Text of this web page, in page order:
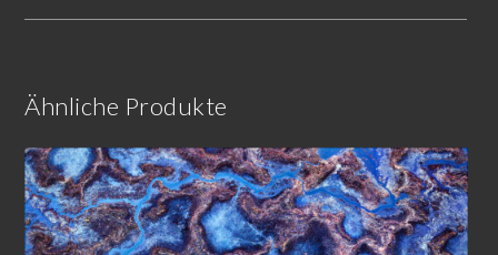
Ähnliche Produkte